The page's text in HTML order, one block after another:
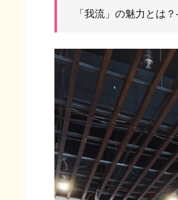
「我流」の魅力とは